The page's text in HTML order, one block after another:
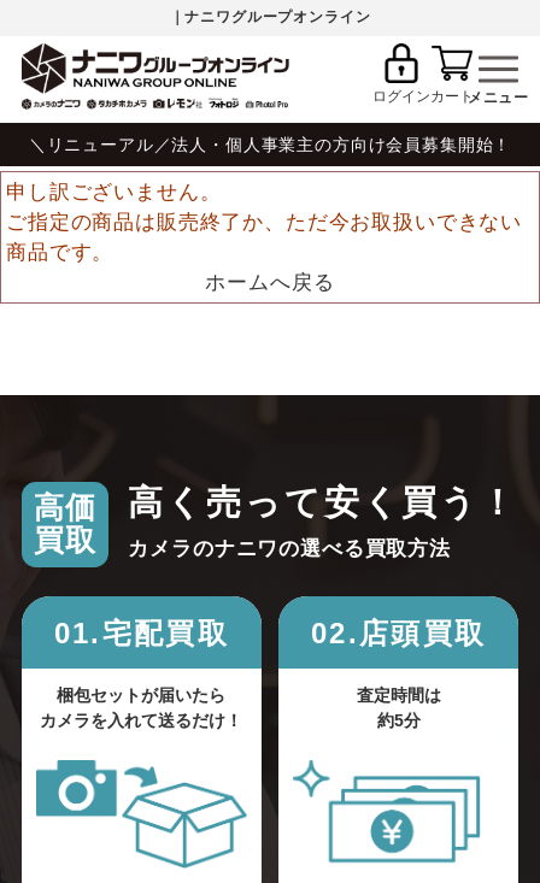
｜ナニワグループオンライン
ログインカート
＼リニューアル／法人・個人事業主の方向け会員募集開始！
申し訳ございません。
ご指定の商品は販売終了か、ただ今お取扱いできない
商品です。
ホームへ戻る
高価
買取
高く売って安く買う！
カメラのナニワの選べる買取方法
01.宅配買取
梱包セットが届いたら
カメラを入れて送るだけ！
02.店頭買取
査定時間は
約5分